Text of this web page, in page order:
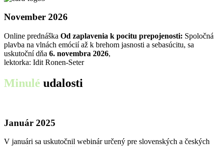
November 2026
Online prednáška Od zaplavenia k pocitu prepojenosti: Spoločná
plavba na vlnách emócií až k brehom jasnosti a sebasúcitu, sa
uskutoční dňa 6. novembra 2026,
lektorka: Idit Ronen-Seter
Minulé udalosti
Január 2025
V januári sa uskutočnil webinár určený pre slovenských a českých